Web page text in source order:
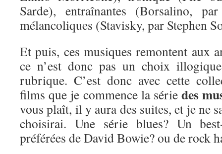
Sarde), entraînantes (Borsalino,
mélancoliques (Stavisky, par Stephen
Et puis, ces musiques remontent aux
ce n’est donc pas un choix
rubrique. C’est donc avec cette
films que je commence la série des
vous plaît, il y aura des suites, et je ne
choisirai. Une série blues? Un
préférées de David Bowie? ou de rock